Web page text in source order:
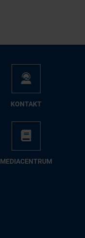
KON­TAKT
ME­DIA­CEN­TRUM